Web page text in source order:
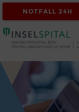
NOTFALL 24H